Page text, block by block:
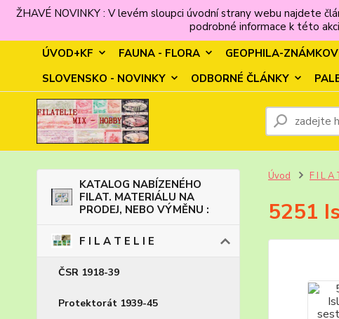
ŽHAVÉ NOVINKY : V levém sloupci úvodní strany webu najdete
podrobné informace k této
ÚVOD+KF
FAUNA - FLORA GEOPHILA-
SLOVENSKO - NOVINKY
ODBORNÉ ČLÁNKY
KATALOG NABÍZENÉHO
FILAT. MATERIÁLU NA
PRODEJ, NEBO VÝMĚNU :
F I L A T E L I E
ČSR 1918-39
Protektorát 1939-45
Úvod F I L A
5251